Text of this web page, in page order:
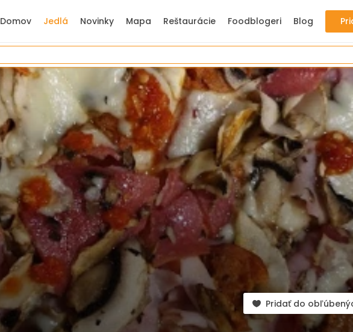
Domov Jedlá Novinky Mapa Reštaurácie Foodblogeri Blog
Pridať do